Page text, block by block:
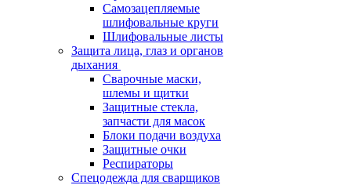
Самозацепляемые
шлифовальные круги
Шлифовальные листы
Защита лица, глаз и органов
дыхания
Сварочные маски,
шлемы и щитки
Защитные стекла,
запчасти для масок
Блоки подачи воздуха
Защитные очки
Респираторы
Спецодежда для сварщиков